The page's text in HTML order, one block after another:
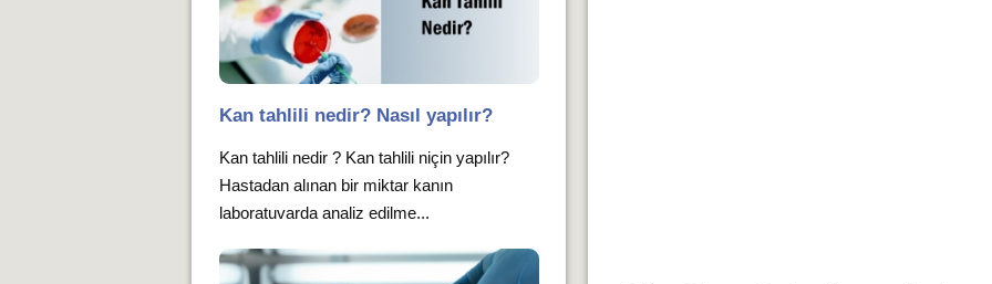
Kan tahlili nedir? Nasıl yapılır?
Kan tahlili nedir ? Kan tahlili niçin yapılır?
Hastadan alınan bir miktar kanın
laboratuvarda analiz edilme...